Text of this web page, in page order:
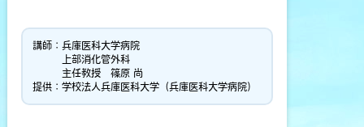
講師：兵庫医科大学病院
上部消化管外科
主任教授 篠原 尚
提供：学校法人兵庫医科大学（兵庫医科大学病院）